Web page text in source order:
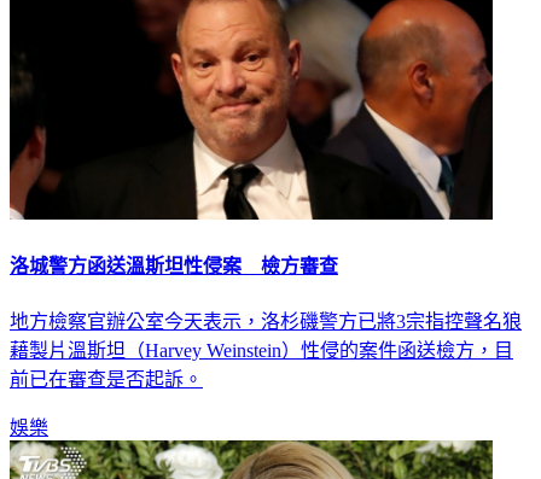
洛城警方函送溫斯坦性侵案 檢方審查
地方檢察官辦公室今天表示，洛杉磯警方已將3宗指控聲名狼
藉製片溫斯坦（Harvey Weinstein）性侵的案件函送檢方，目
前已在審查是否起訴。
娛樂